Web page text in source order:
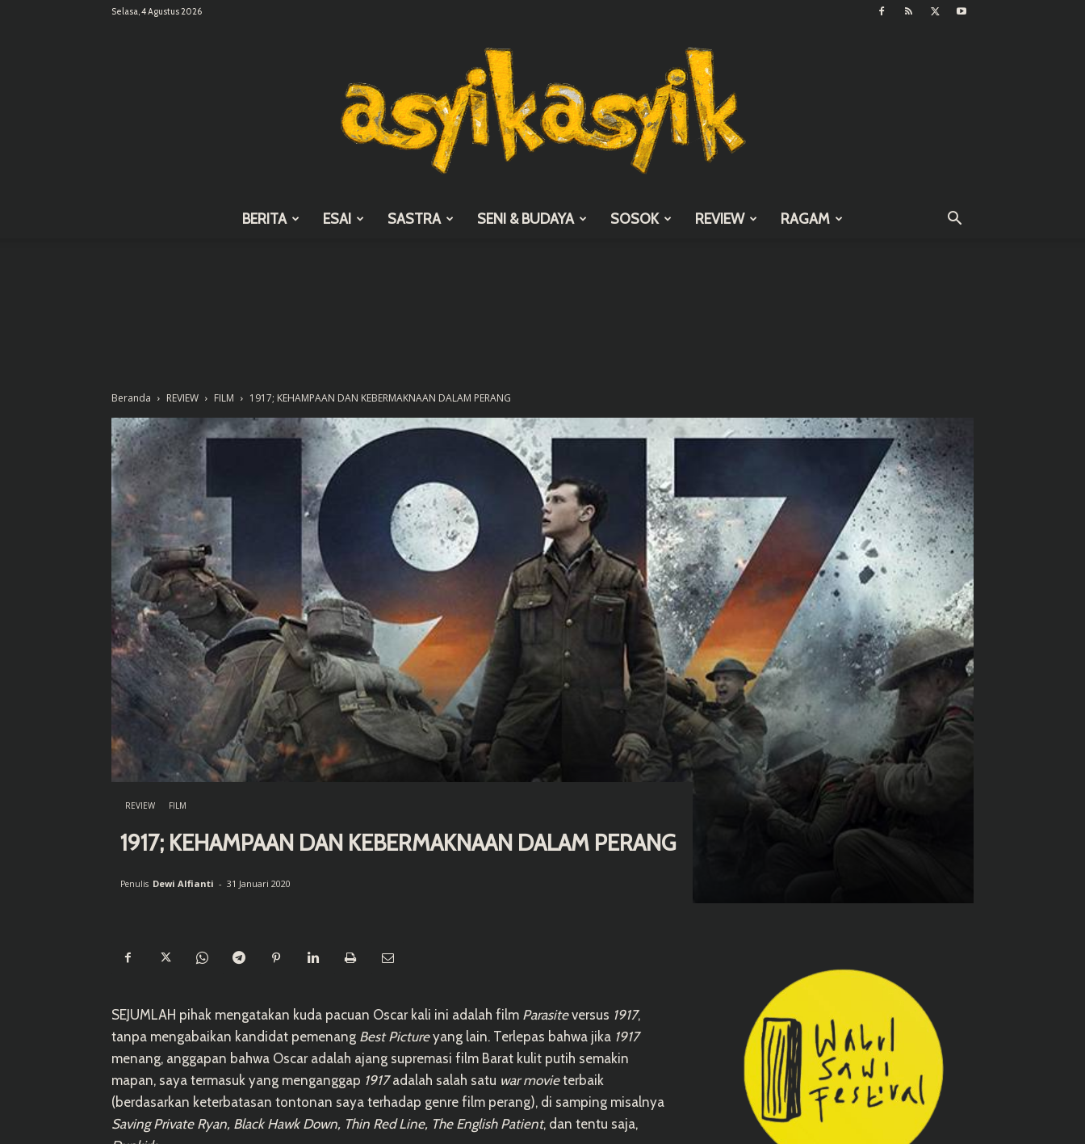
Selasa, 4 Agustus 2026
BERITA ESAI SASTRA SENI & BUDAYA SOSOK REVIEW RAGAM
Beranda REVIEW FILM 1917; KEHAMPAAN DAN KEBERMAKNAAN DALAM PERANG
REVIEW FILM
1917; KEHAMPAAN DAN KEBERMAKNAAN DALAM PERANG
Penulis Dewi Alfianti - 31 Januari 2020
SEJUMLAH pihak mengatakan kuda pacuan Oscar kali ini adalah film Parasiteversus 1917,
tanpa mengabaikan kandidat pemenang Best Pictureyang lain. Terlepas bahwa jika 1917
menang, anggapan bahwa Oscar adalah ajang supremasi film Barat kulit putih semakin
mapan, saya termasuk yang menganggap 1917adalah salah satu war movieterbaik
(berdasarkan keterbatasan tontonan saya terhadap genre film perang), di samping misalnya
Saving Private Ryan, Black Hawk Down, Thin Red Line, The English Patient, dan tentu saja,